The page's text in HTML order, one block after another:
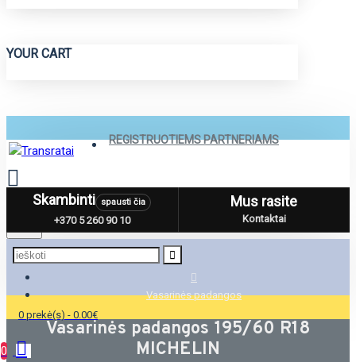
YOUR CART
REGISTRUOTIEMS PARTNERIAMS
Menu
0 prekė(s) - 0.00€
0
Skambinti spausti čia
+370 5 260 90 10
Mus rasite
Kontaktai
Vasarinės padangos
Vasarinės padangos 195/60 R18
MICHELIN